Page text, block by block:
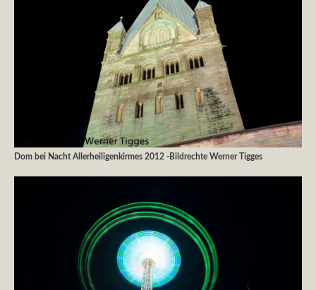
Dom bei Nacht Allerheiligenkirmes 2012 -Bildrechte Werner Tigges